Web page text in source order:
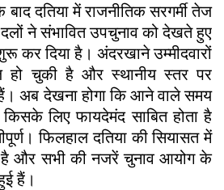
दतिया में राजनीतिक सरगर्मी तेज
ने संभावित उपचुनाव को देखते हुए
कर दिया है। अंदरखाने उम्मीदवारों
हो चुकी है और स्थानीय स्तर पर
अब देखना होगा कि आने वाले समय
लिए फायदेमंद साबित होता है
फिलहाल दतिया की सियासत में
और सभी की नजरें चुनाव आयोग के
हैं।